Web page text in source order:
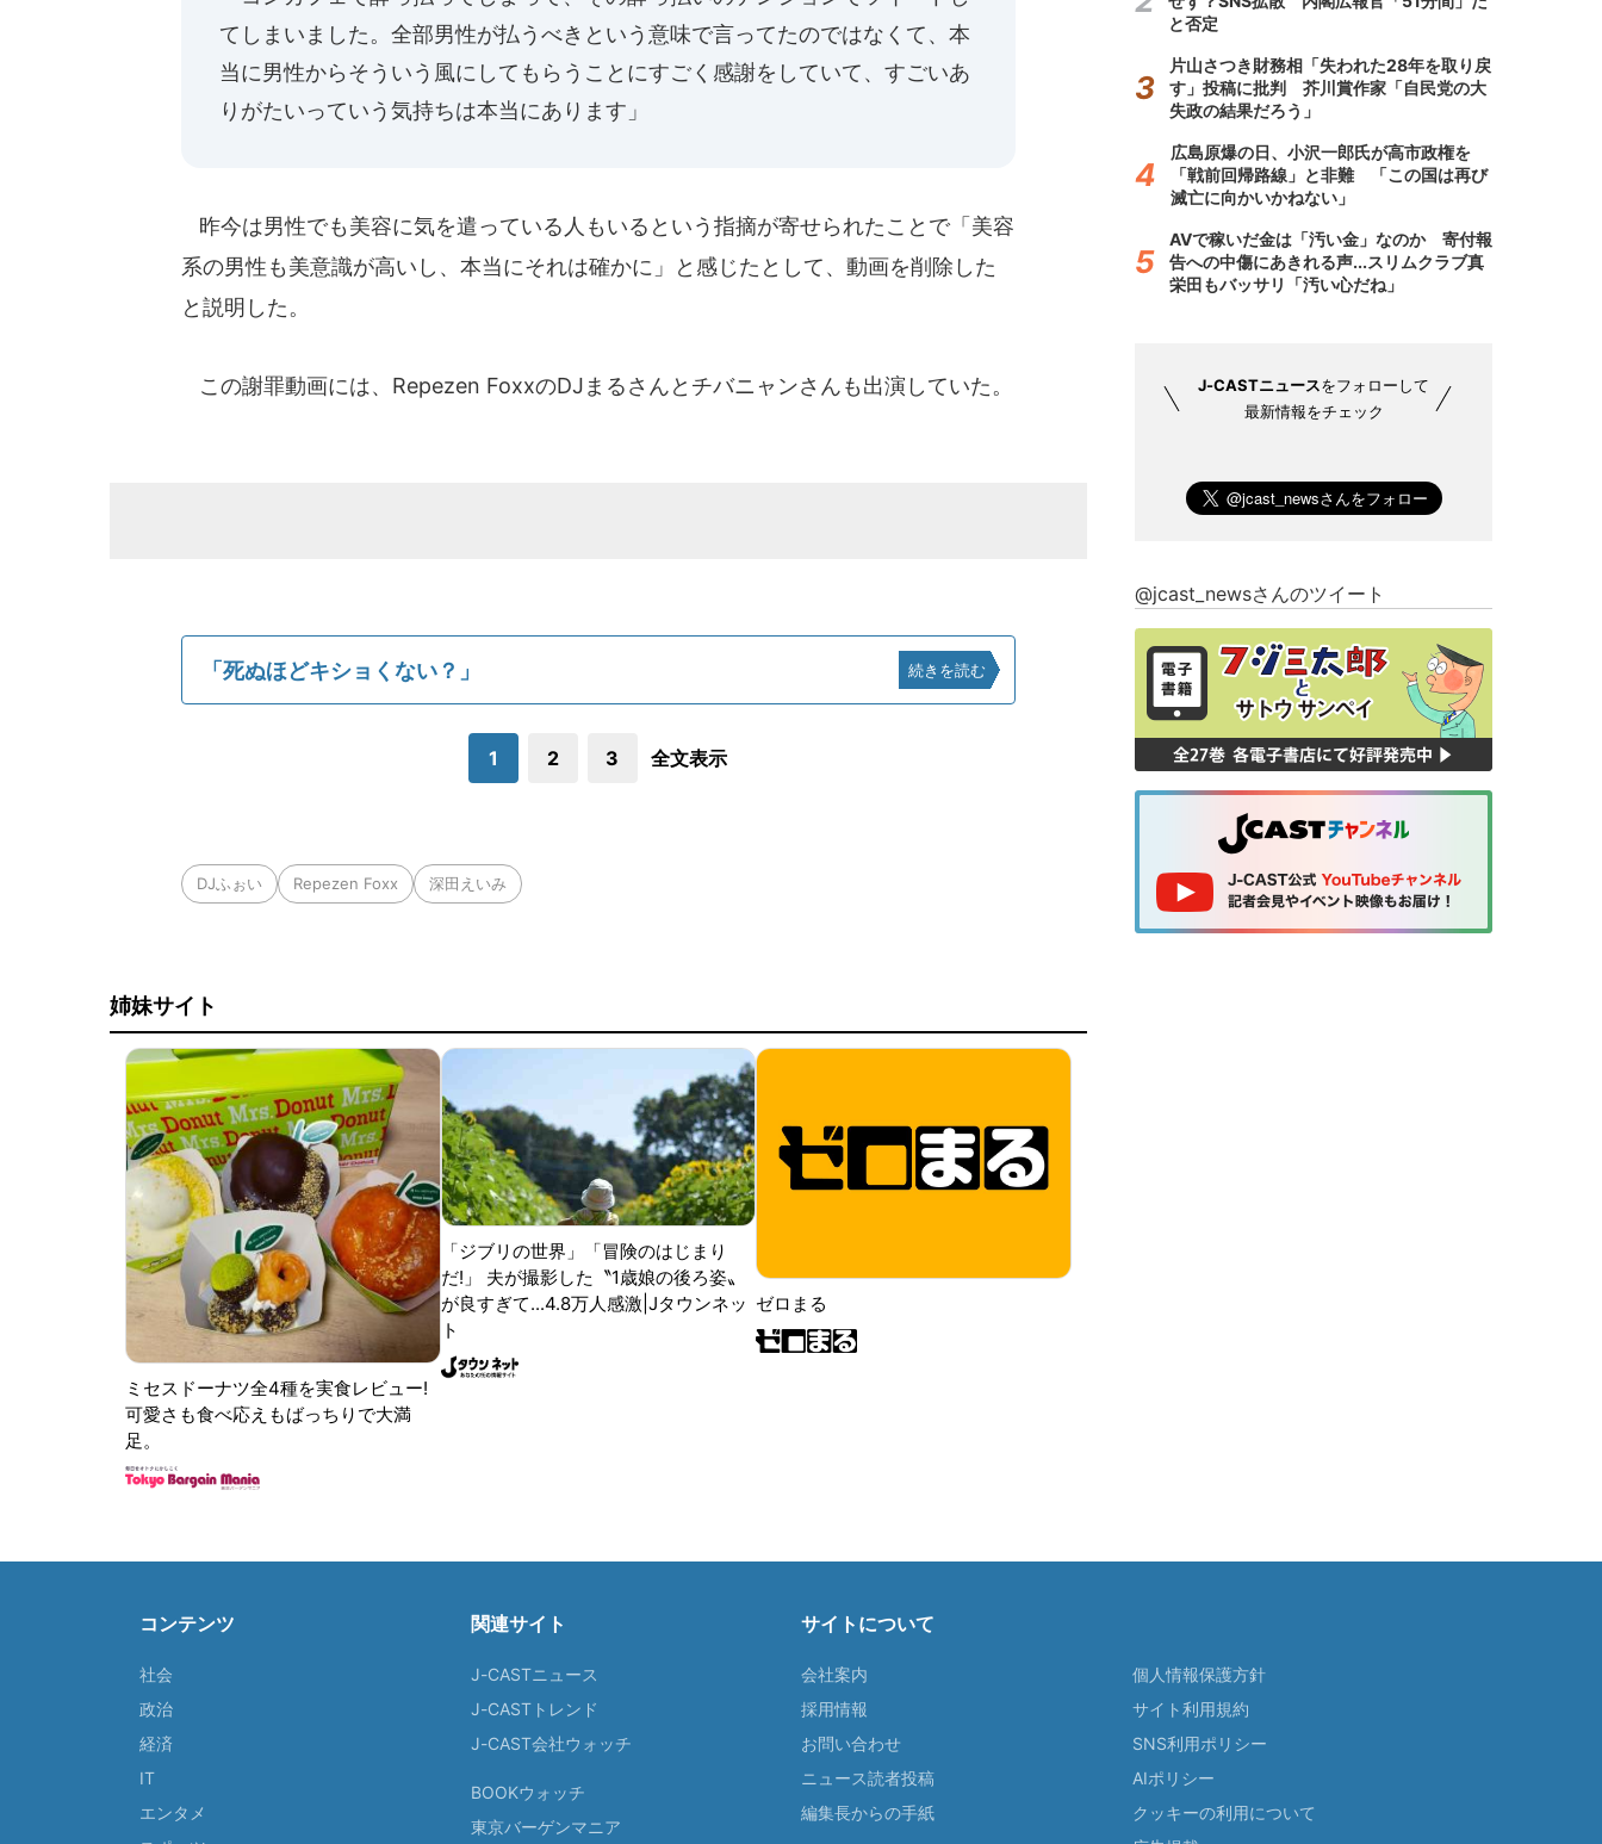
てしまいました。全部男性が払うべきという意味で言ってたのではなくて、本
当に男性からそういう風にしてもらうことにすごく感謝をしていて、すごいあ
りがたいっていう気持ちは本当にあります」
昨今は男性でも美容に気を遣っている人もいるという指摘が寄せられたことで「美容
系の男性も美意識が高いし、本当にそれは確かに」と感じたとして、動画を削除した
と説明した。
この謝罪動画には、Repezen FoxxのDJまるさんとチバニャンさんも出演していた。
「死ぬほどキショくない？」 続きを読む
1 2 3 全文表示
DJふぉい Repezen Foxx 深田えいみ
姉妹サイト
ミセスドーナツ全4種を実食レビュー!
可愛さも食べ応えもばっちりで大満
足。
「ジブリの世界」「冒険のはじまり
だ!」 夫が撮影した〝1歳娘の後ろ姿〟
が良すぎて...4.8万人感激|Jタウンネッ
ト
ゼロまる
と否定
片山さつき財務相「失われた28年を取り戻
す」投稿に批判 芥川賞作家「自民党の大
失政の結果だろう」
広島原爆の日、小沢一郎氏が高市政権を
「戦前回帰路線」と非難 「この国は再び
滅亡に向かいかねない」
AVで稼いだ金は「汚い金」なのか 寄付報
告への中傷にあきれる声...スリムクラブ真
栄田もバッサリ「汚い心だね」
J-CASTニュースをフォローして
最新情報をチェック
@jcast_newsさんのツイート
コンテンツ
社会
政治
経済
IT
エンタメ
関連サイト
J-CASTニュース
J-CASTトレンド
J-CAST会社ウォッチ
BOOKウォッチ
東京バーゲンマニア
サイトについて
会社案内
採用情報
お問い合わせ
ニュース読者投稿
編集長からの手紙
個人情報保護方針
サイト利用規約
SNS利用ポリシー
AIポリシー
クッキーの利用について